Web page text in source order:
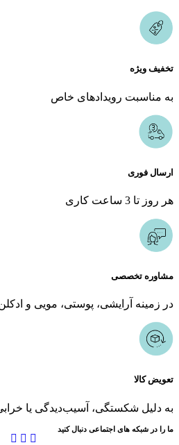
تخفیف ویژه
به مناسبت رویدادهای خاص
ارسال فوری
هر روز تا 3 ساعت کاری
مشاوره تخصصی
در زمینه آرایشی، پوستی، مویی و
تعویض کالا
به دلیل شکستگی، آسیب‌دیدگی یا
ما را در شبکه های اجتماعی دنبال کنید